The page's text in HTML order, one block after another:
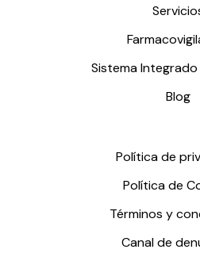
Sistema
Blog
Política de
Política de
Términos y
Canal de